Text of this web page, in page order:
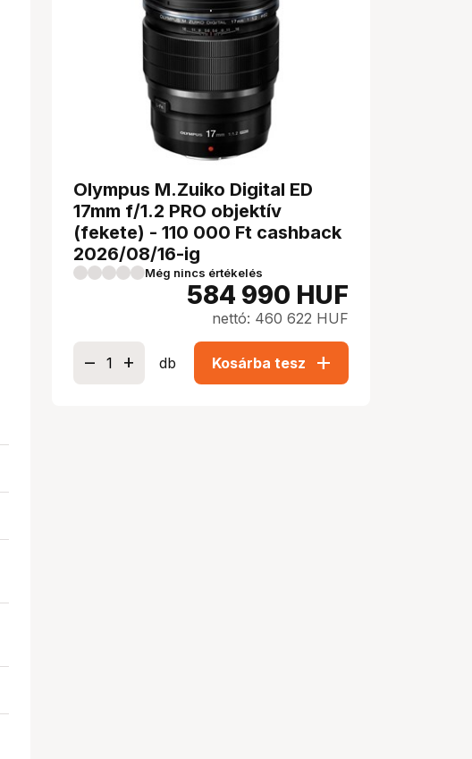
Olympus M.Zuiko Digital ED
17mm f/1.2 PRO objektív
(fekete) - 110 000 Ft cashback
2026/08/16-ig
Még nincs értékelés
584 990 HUF
nettó: 460 622 HUF
db Kosárba tesz add